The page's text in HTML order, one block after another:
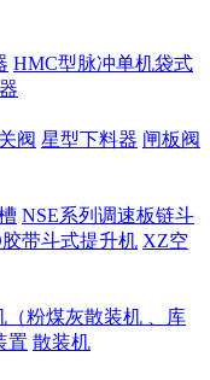
HMC型脉冲单机袋式
阀 星型下料器 闸板阀
NSE系列调速板链斗
带斗式提升机 XZ空
（粉煤灰散装机 、库
置 散装机